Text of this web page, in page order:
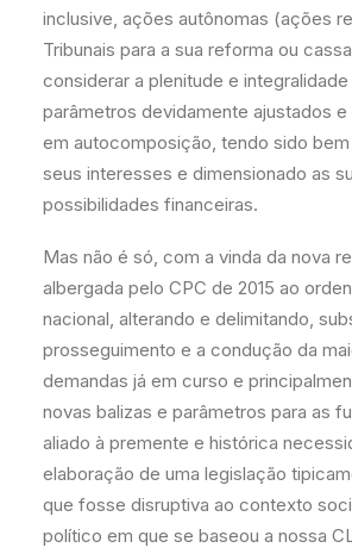
inclusive, ações autônomas (ações
Tribunais para a sua reforma ou
considerar a plenitude e
parâmetros devidamente ajustados
em autocomposição, tendo sido
seus interesses e dimensionado as
possibilidades financeiras.
Mas não é só, com a vinda da nova
albergada pelo CPC de 2015 ao
nacional, alterando e delimitando,
prosseguimento e a condução da
demandas já em curso e
novas balizas e parâmetros para as
aliado à premente e histórica
elaboração de uma legislação
que fosse disruptiva ao contexto
político em que se baseou a nossa